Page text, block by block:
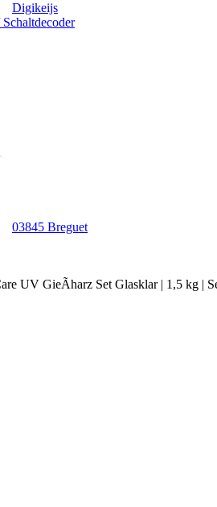
Digikeijs
03845 Breguet
UV GieÃharz Set Glasklar | 1,5 kg |